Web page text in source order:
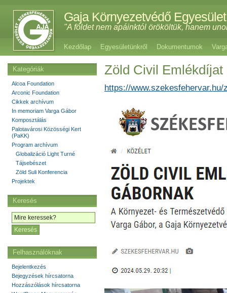
Gaja Környezetvédő Egyesület
"A földet nem apáinktól örököltük, hanem
Kezdőlap Egyesületünkről Dokumentumok
Zöld Civil Emlékdíjat
https://
Kategóriák
Alcoa Foundation
Arconic Foundation
Cikkek archívum
In memoriam Varga Gábor
Komposztálás
Palotavárosi Közösségi Kert
(PaKK)
Program archívum
Globalizáció Light Turné
Tájsebészet
Zöld Suli Konferencia
Projektek
Keresés
Felhasználóknak
Bejelentkezés
Bejegyzések hírcsatorna
Hozzászólások hírcsatorna